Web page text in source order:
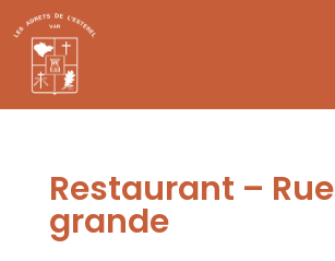
Restaurant – Rue
grande